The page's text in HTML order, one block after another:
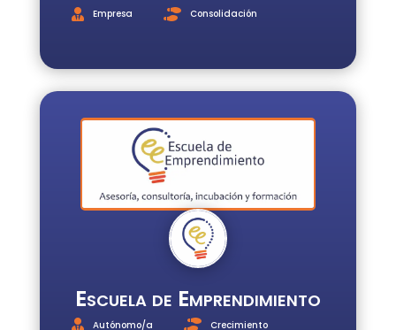
Empresa Consolidación
Escuela de Emprendimiento
Autónomo/a Crecimiento